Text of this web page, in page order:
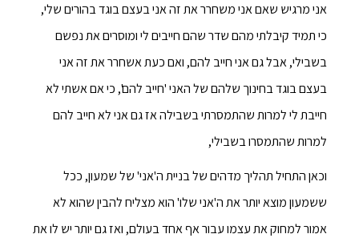
אני מרגיש שאם אני משחרר את זה אני בעצם בוגד בהורים שלי,
כי תמיד קיבלתי מהם שדר שהם חייבים לי ומוסרים את נפשם
בשבילי, אבל גם אני חייב להם, ואם כעת אשחרר את זה אני
בעצם בוגד בחינוך שלהם של האני 'חייב להם', כי אם אשתי לא
חייבת לי למרות שהתמסרתי בשבילה אז גם אני לא חייב להם
למרות שהתמסרו בשבילי,
וכאן התחיל תהליך מדהים של בניית ה'אני' של שמעון, ככל
ששמעון מוצא יותר את ה'אני שלו' הוא מצליח להבין שהוא לא
אמור למחוק את עצמו עבור אף אחד בעולם, ואז גם יותר יש לו את